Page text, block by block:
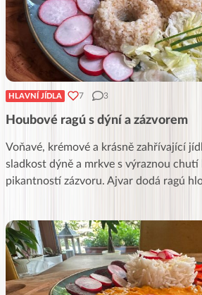
HLAVNÍ JÍDLA 7 3
Houbové ragú s dýní a zázvorem
Voňavé, krémové a krásně zahřívající
sladkost dýně a mrkve s výraznou chutí
pikantností zázvoru. Ajvar dodá ragú